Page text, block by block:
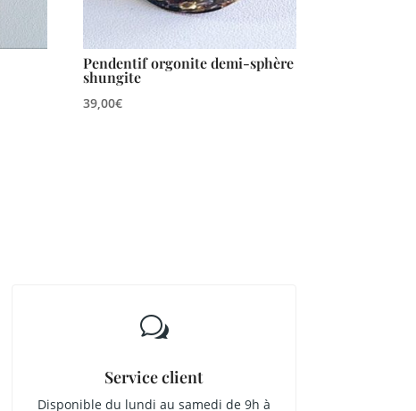
Pendentif orgonite demi-sphère
shungite
39,00€
w
Service client
Disponible du lundi au samedi de 9h à